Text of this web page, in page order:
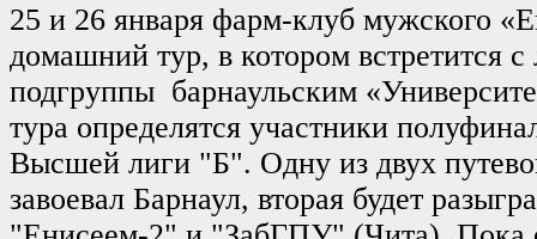
25 и 26 января фарм-клуб мужского
домашний тур, в котором встретится с
подгруппы барнаульским
тура определятся участники
Высшей лиги "Б". Одну из двух
завоевал Барнаул, вторая будет